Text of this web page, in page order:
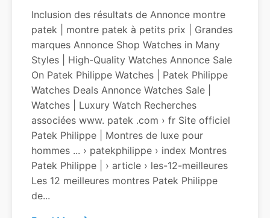
Inclusion des résultats de Annonce montre
patek | montre patek à petits prix | Grandes
marques Annonce Shop Watches in Many
Styles | High-Quality Watches Annonce Sale
On Patek Philippe Watches | Patek Philippe
Watches Deals Annonce Watches Sale |
Watches | Luxury Watch Recherches
associées www. patek .com › fr Site officiel
Patek Philippe | Montres de luxe pour
hommes ... › patekphilippe › index Montres
Patek Philippe | › article › les-12-meilleures
Les 12 meilleures montres Patek Philippe
de...